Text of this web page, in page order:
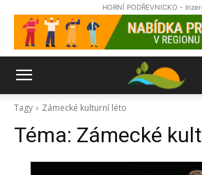
HORNÍ PODŘEVNICKO -
Tagy Zámecké kulturní léto
Téma: Zámecké